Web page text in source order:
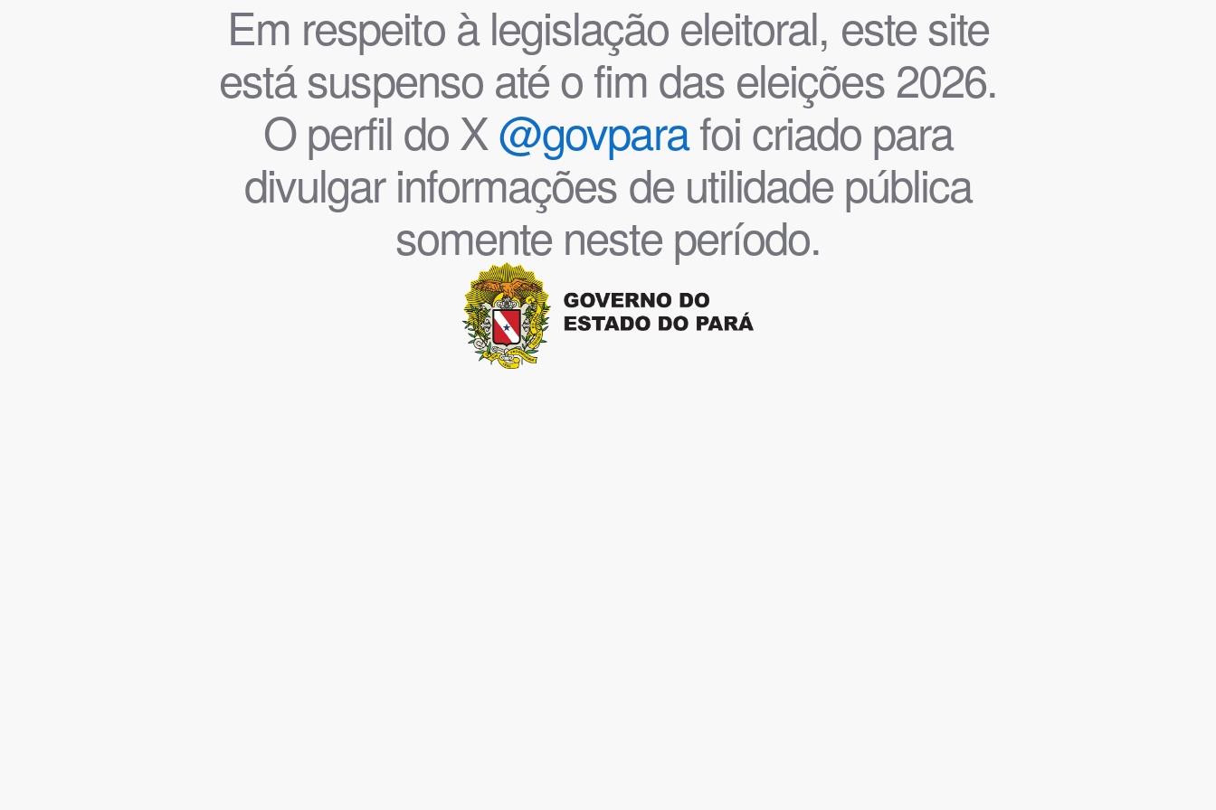
Em respeito à legislação eleitoral, este site
está suspenso até o fim das eleições 2026.
O perfil do X@govparafoi criado para
divulgar informações de utilidade pública
somente neste período.